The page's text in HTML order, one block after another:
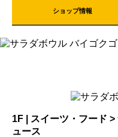
ショップ情報
1F | スイーツ・フード
ュース